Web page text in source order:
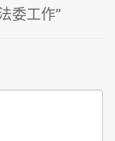
委工作”